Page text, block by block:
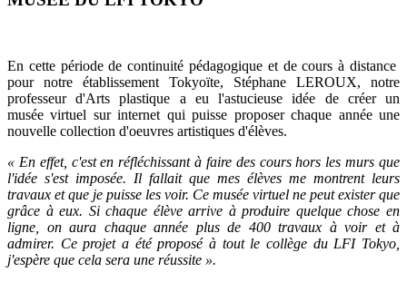
En cette période de continuité pédagogique et de cours à distance
pour notre établissement Tokyoïte, Stéphane LEROUX, notre
professeur d'Arts plastique a eu l'astucieuse idée de créer un
musée virtuel sur internet qui puisse proposer chaque année une
nouvelle collection d'oeuvres artistiques d'élèves.
« En effet, c'est en réfléchissant à faire des cours hors les murs que
l'idée s'est imposée. Il fallait que mes élèves me montrent leurs
travaux et que je puisse les voir. Ce musée virtuel ne peut exister que
grâce à eux. Si chaque élève arrive à produire quelque chose en
ligne, on aura chaque année plus de 400 travaux àvoir et à
admirer. Ce projet a été proposé à tout le collège du LFI Tokyo,
j'espère que cela sera une réussite ».